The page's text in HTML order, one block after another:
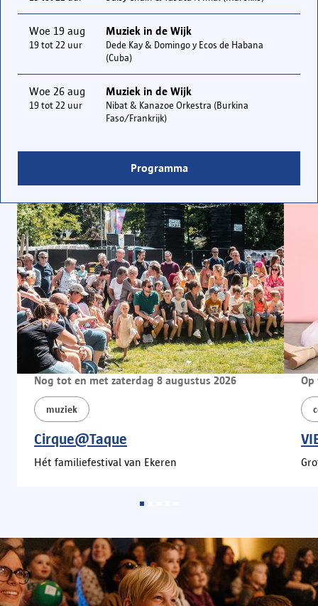
Woe 19 aug
19 tot 22 uur
Muziek in de Wijk
Dede Kay & Domingo y Ecos de Habana
(Cuba)
Woe 26 aug
19 tot 22 uur
Muziek in de Wijk
Nibat & Kanazoe Orkestra (Burkina
Faso/Frankrijk)
Programma
Nog tot en met zaterdag 8 augustus 2026
muziek
Cirque@Taque
Hét familiefestival van Ekeren
Op